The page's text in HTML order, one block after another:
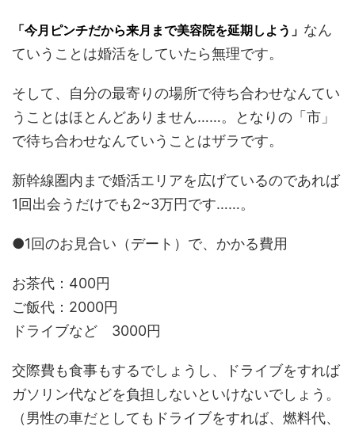
「今月ピンチだから来月まで美容院を延期しよう」 なん
ていうことは婚活をしていたら無理です。
そして、自分の最寄りの場所で待ち合わせなんてい
うことはほとんどありません……。となりの「市」
で待ち合わせなんていうことはザラです。
新幹線圏内まで婚活エリアを広げているのであれば
1回出会うだけでも2~3万円です……。
●1回のお見合い（デート）で、かかる費用
お茶代：400円
ご飯代：2000円
ドライブなど 3000円
交際費も食事もするでしょうし、ドライブをすれば
ガソリン代などを負担しないといけないでしょう。
（男性の車だとしてもドライブをすれば、燃料代、